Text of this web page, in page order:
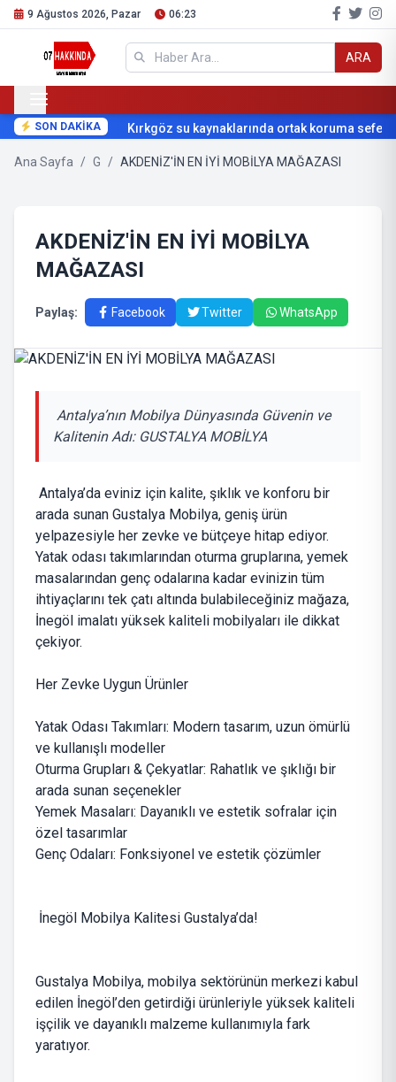
9 Ağustos 2026, Pazar 06:23
ARA
SON DAKİKA Kırkgöz su kaynaklarında ortak koruma
Ana Sayfa / G / AKDENİZ'İN EN İYİ MOBİLYA MAĞAZASI
AKDENİZ'İN EN İYİ MOBİLYA
MAĞAZASI
Paylaş: Facebook Twitter WhatsApp
Antalya’nın Mobilya Dünyasında Güvenin ve
Kalitenin Adı: GUSTALYA MOBİLYA
Antalya’da eviniz için kalite, şıklık ve konforu bir
arada sunan Gustalya Mobilya, geniş ürün
yelpazesiyle her zevke ve bütçeye hitap ediyor.
Yatak odası takımlarından oturma gruplarına, yemek
masalarından genç odalarına kadar evinizin tüm
ihtiyaçlarını tek çatı altında bulabileceğiniz mağaza,
İnegöl imalatı yüksek kaliteli mobilyaları ile dikkat
çekiyor.
Her Zevke Uygun Ürünler
Yatak Odası Takımları: Modern tasarım, uzun ömürlü
ve kullanışlı modeller
Oturma Grupları & Çekyatlar: Rahatlık ve şıklığı bir
arada sunan seçenekler
Yemek Masaları: Dayanıklı ve estetik sofralar için
özel tasarımlar
Genç Odaları: Fonksiyonel ve estetik çözümler
İnegöl Mobilya Kalitesi Gustalya’da!
Gustalya Mobilya, mobilya sektörünün merkezi kabul
edilen İnegöl’den getirdiği ürünleriyle yüksek kaliteli
işçilik ve dayanıklı malzeme kullanımıyla fark
yaratıyor.